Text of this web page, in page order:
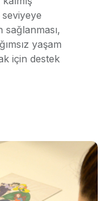
sağlanması,
yaşam
için destek